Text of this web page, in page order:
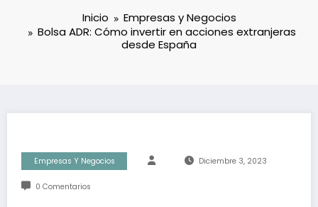
Inicio
Empresas y Negocios
Bolsa ADR: Cómo invertir en acciones extranjeras
desde España
Empresas Y Negocios Diciembre 3, 2023
0 Comentarios